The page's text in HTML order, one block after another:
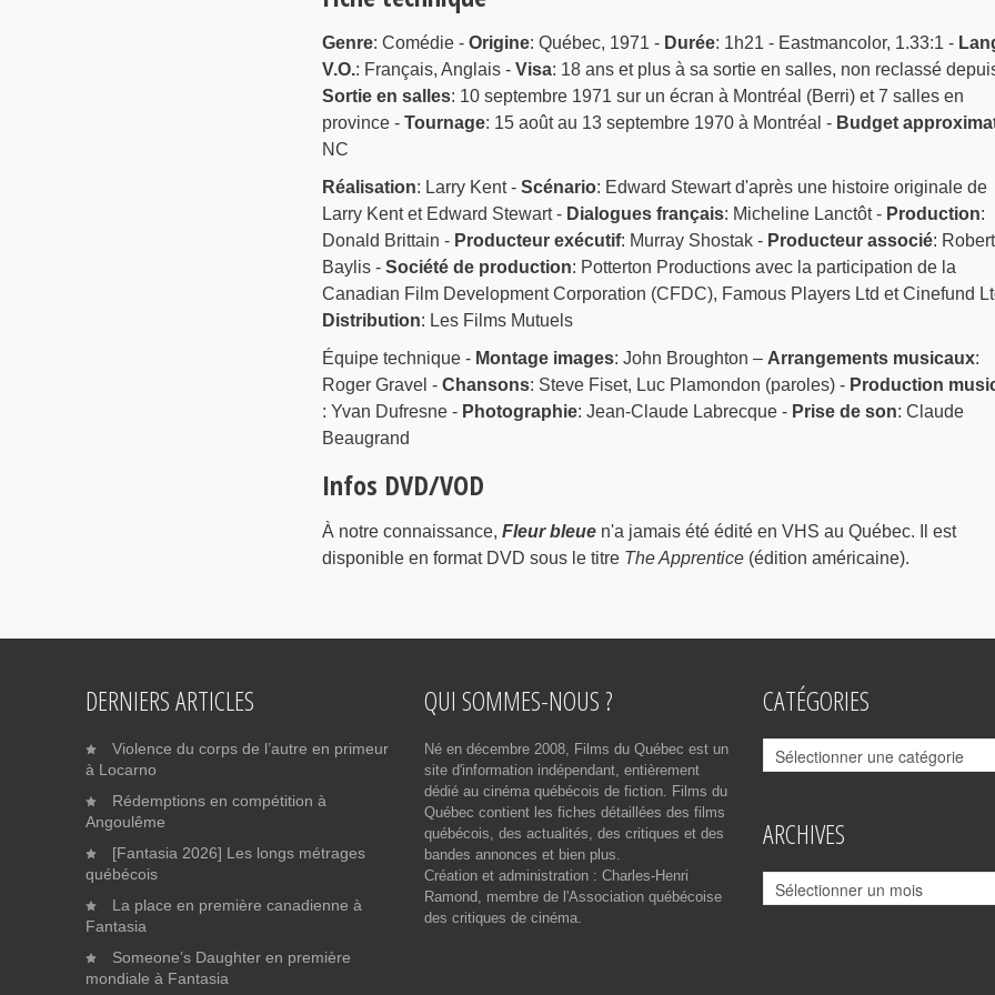
Genre: Comédie - Origine: Québec, 1971 - Durée: 1h21 - Eastmancolor, 1.33:1 -
V.O.: Français, Anglais - Visa: 18 ans et plus à sa sortie en salles, non reclassé
Sortie en salles: 10 septembre 1971 sur un écran à Montréal (Berri) et 7 salles en
province - Tournage: 15 août au 13 septembre 1970 à Montréal - Budget
NC
Réalisation: Larry Kent - Scénario: Edward Stewart d'après une histoire originale de
Larry Kent et Edward Stewart - Dialogues français: Micheline Lanctôt - Production:
Donald Brittain - Producteur exécutif: Murray Shostak - Producteur associé: Robert
Baylis - Société de production: Potterton Productions avec la participation de la
Canadian Film Development Corporation (CFDC), Famous Players Ltd et Cinefund
Distribution: Les Films Mutuels
Équipe technique - Montage images: John Broughton – Arrangements musicaux:
Roger Gravel - Chansons: Steve Fiset, Luc Plamondon (paroles) - Production
: Yvan Dufresne - Photographie: Jean-Claude Labrecque - Prise de son: Claude
Beaugrand
Infos DVD/VOD
À notre connaissance, Fleur bleuen'a jamais été édité en VHS au Québec. Il est
disponible en format DVD sous le titre The Apprentice(édition américaine).
DERNIERS ARTICLES
Violence du corps de l’autre en primeur
à Locarno
Rédemptions en compétition à
Angoulême
[Fantasia 2026] Les longs métrages
québécois
La place en première canadienne à
Fantasia
Someone’s Daughter en première
mondiale à Fantasia
QUI SOMMES-NOUS ?
Né en décembre 2008, Films du Québec est un
site d'information indépendant, entièrement
dédié au cinéma québécois de fiction. Films du
Québec contient les fiches détaillées des films
québécois, des actualités, des critiques et des
bandes annonces et bien plus.
Création et administration : Charles-Henri
Ramond, membre de l'Association québécoise
des critiques de cinéma.
CATÉGORIES
Catégories
ARCHIVES
Archives